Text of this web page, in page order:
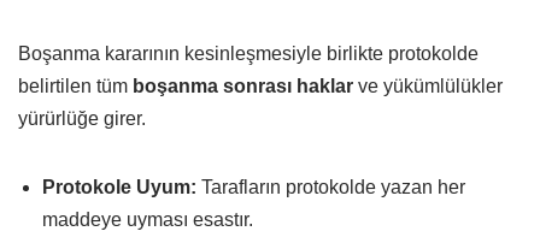
Boşanma kararının kesinleşmesiyle birlikte protokolde
belirtilen tüm boşanma sonrası haklar ve yükümlülükler
yürürlüğe girer.
Protokole Uyum: Tarafların protokolde yazan her
maddeye uyması esastır.